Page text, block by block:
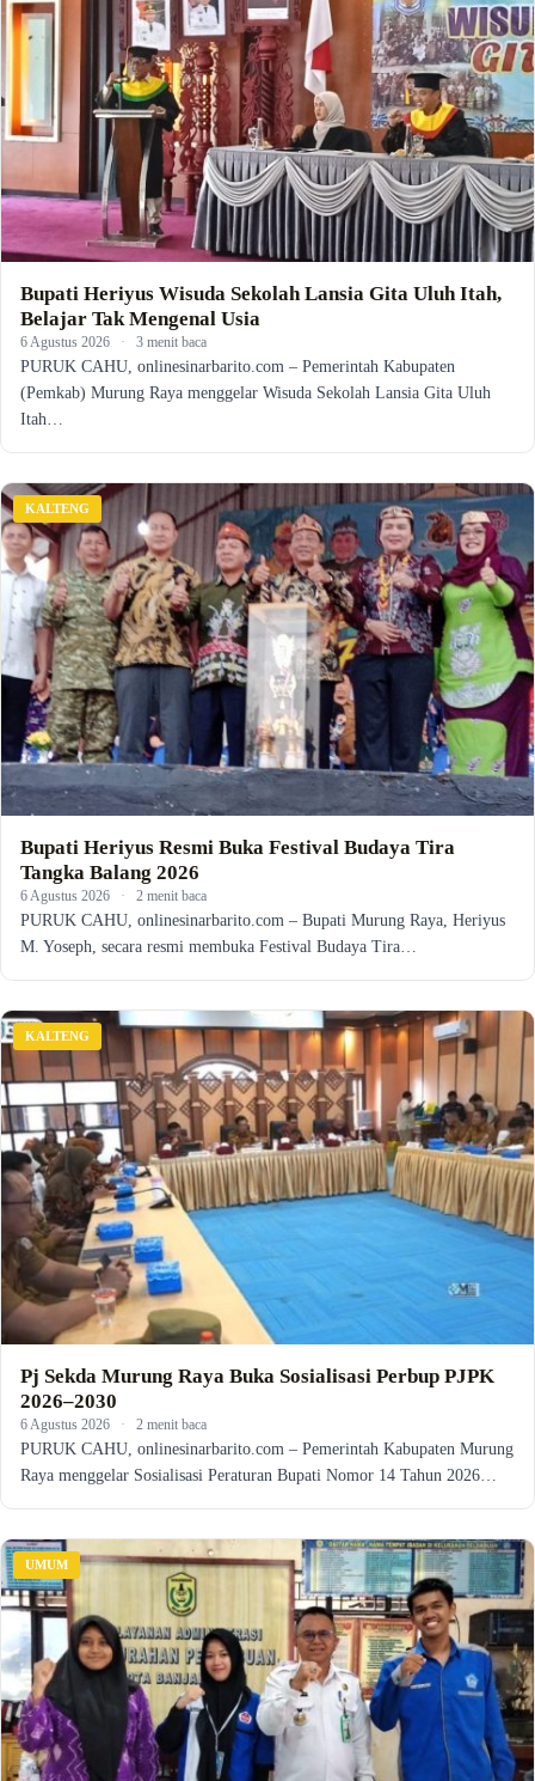
Bupati Heriyus Wisuda Sekolah Lansia Gita Uluh Itah,
Belajar Tak Mengenal Usia
6 Agustus 2026 · 3 menit baca
PURUK CAHU, onlinesinarbarito.com – Pemerintah Kabupaten
(Pemkab) Murung Raya menggelar Wisuda Sekolah Lansia Gita Uluh
Itah…
KALTENG
Bupati Heriyus Resmi Buka Festival Budaya Tira
Tangka Balang 2026
6 Agustus 2026 · 2 menit baca
PURUK CAHU, onlinesinarbarito.com – Bupati Murung Raya, Heriyus
M. Yoseph, secara resmi membuka Festival Budaya Tira…
KALTENG
Pj Sekda Murung Raya Buka Sosialisasi Perbup PJPK
2026–2030
6 Agustus 2026 · 2 menit baca
PURUK CAHU, onlinesinarbarito.com – Pemerintah Kabupaten Murung
Raya menggelar Sosialisasi Peraturan Bupati Nomor 14 Tahun 2026…
UMUM